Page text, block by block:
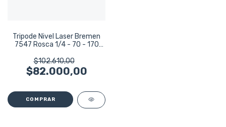
Tripode Nivel Laser Bremen
7547 Rosca 1/4 - 70 - 170
$102.610,00
$82.000,00